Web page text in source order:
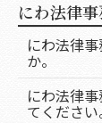
にわ法律
にわ法律
か。
にわ法律
てください